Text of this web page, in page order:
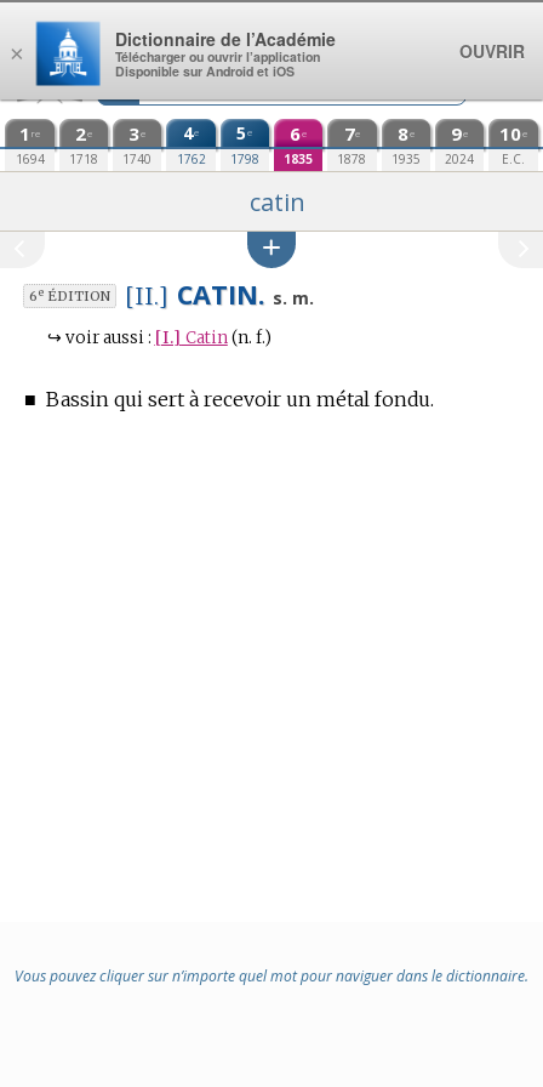
Aller au contenu
1 re
1694
2e
1718
3e
1740
4e
1762
5e
1798
6e
1835
7e
1878
8e
1935
9e
2024
10e
E.C.
catin
6eÉDITION [II.] CATIN. s. m.
↪ voir aussi : [I.] Catin (n. f.)
■ Bassin qui sert à recevoir un métal fondu.
Vous pouvez cliquer sur n’importe quel mot pour naviguer dans le dictionnaire.
×
Dictionnaire de l’Académie
Télécharger ou ouvrir l’application
Disponible sur Android et iOS
OUVRIR